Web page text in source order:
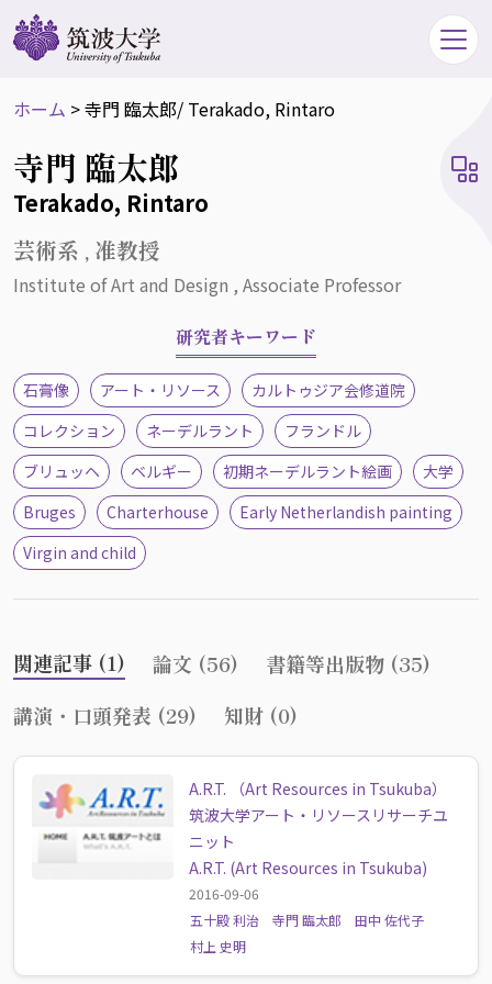
ホーム >寺門 臨太郎/ Terakado, Rintaro
寺門 臨太郎
Terakado, Rintaro
芸術系 , 准教授
Institute of Art and Design , Associate Professor
研究者キーワード
石膏像 アート・リソース
カルトゥジア会修道院
コレクション
ネーデルラント
フランドル
ブリュッヘ
ベルギー 初期ネーデルラント絵画
大学
Bruges
Charterhouse
Early Netherlandish painting
Virgin and child
関連記事 (1) 論文 (56)
書籍等出版物 (35)
講演・口頭発表 (29)
知財 (0)
A.R.T. （Art Resources in Tsukuba）
筑波大学アート・リソースリサーチユ
ニット
A.R.T. (Art Resources in Tsukuba)
2016-09-06
五十殿 利治
寺門 臨太郎
田中 佐代子
村上 史明